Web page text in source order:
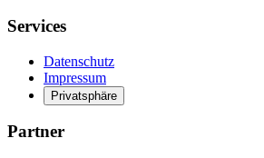
Services
Datenschutz
Impressum
Privatsphäre
Partner